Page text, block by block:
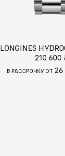
LONGINES
210 600
В РАССРОЧКУ ОТ 26